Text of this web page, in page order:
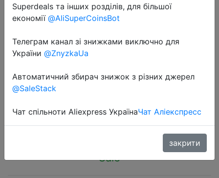
Mornwell F29 Oral Irrigator Dental
Water Jet 3 Mode Water Flosser for
280ML Water Tank Teeth Cleaner
$15.14
Sale
Superdeals та інших розділів, для більшої
економії @AliSuperCoinsBot
Телеграм канал зі знижками виключно для
України @ZnyzkaUa
Автоматичний збирач знижок з різних джерел
@SaleStack
Чат спільноти Aliexpress УкраїнаЧат Аліекспресс
закрити